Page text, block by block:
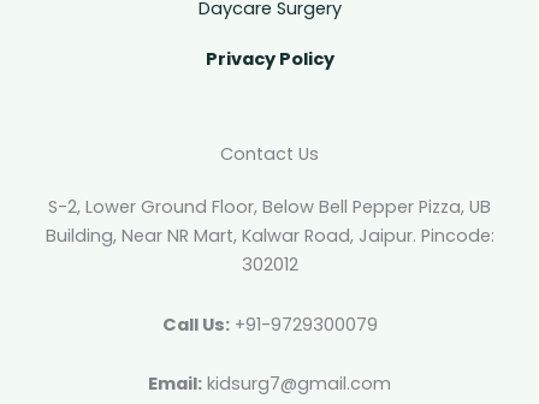
Daycare Surgery
Privacy Policy
Contact Us
S-2, Lower Ground Floor, Below Bell Pepper Pizza, UB
Building, Near NR Mart, Kalwar Road, Jaipur. Pincode:
302012
Call Us:+91-9729300079
Email: kidsurg7@gmail.com